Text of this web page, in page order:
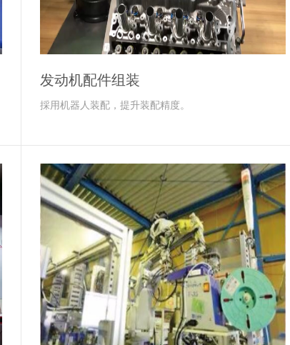
发动机配件组装
採用机器人装配，提升装配精度。